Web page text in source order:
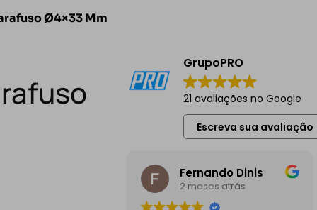
Ø4×33 Mm
GrupoPRO
21 avaliações no Google
Escreva sua avaliação
Fernando Dinis
2 meses atrás